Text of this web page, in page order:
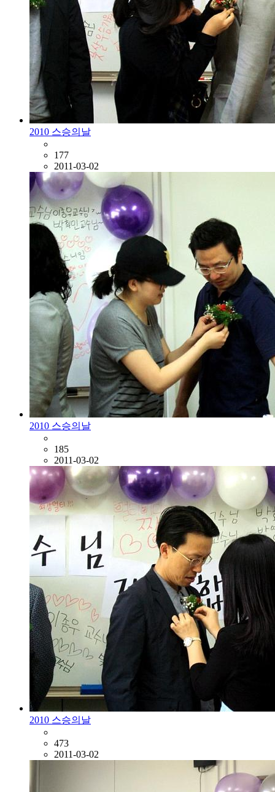
2010 스승의날
177
2011-03-02
2010 스승의날
185
2011-03-02
2010 스승의날
473
2011-03-02